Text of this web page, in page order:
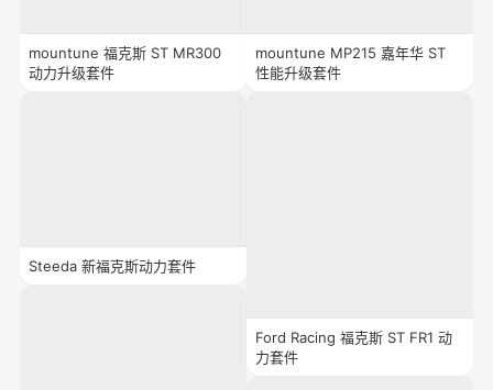
mountune 福克斯 ST MR300
动力升级套件
Steeda 新福克斯动力套件
mountune MP215 嘉年华 ST
性能升级套件
Ford Racing 福克斯 ST FR1 动
力套件